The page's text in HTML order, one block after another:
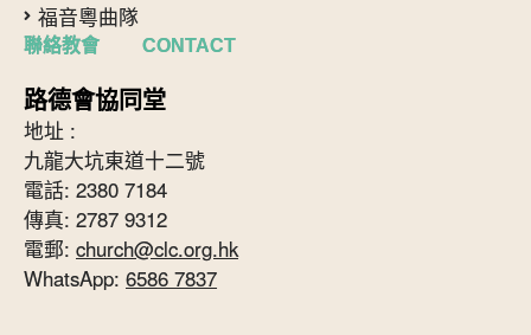
福音粵曲隊
聯絡教會 CONTACT
路德會協同堂
地址 :
九龍大坑東道十二號
電話: 2380 7184
傳真: 2787 9312
電郵: church@clc.org.hk
WhatsApp: 6586 7837